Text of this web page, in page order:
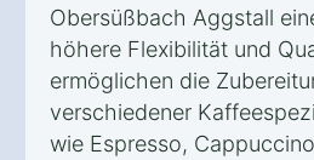
Obersüßbach Aggstall
höhere Flexibilität und
ermöglichen die
verschiedener
wie Espresso,